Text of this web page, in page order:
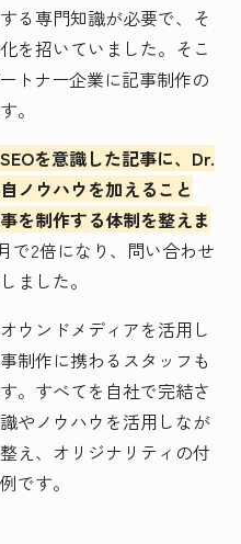
る専門知識が必要で、そ
を招いていました。そこ
トナー企業に記事制作の
。
を意識した記事に、Dr.
ノウハウを加えること
を制作する体制を整えま
で2倍になり、問い合わせ
ました。
ウンドメディアを活用し
制作に携わるスタッフも
。すべてを自社で完結さ
やノウハウを活用しなが
え、オリジナリティの付
です。